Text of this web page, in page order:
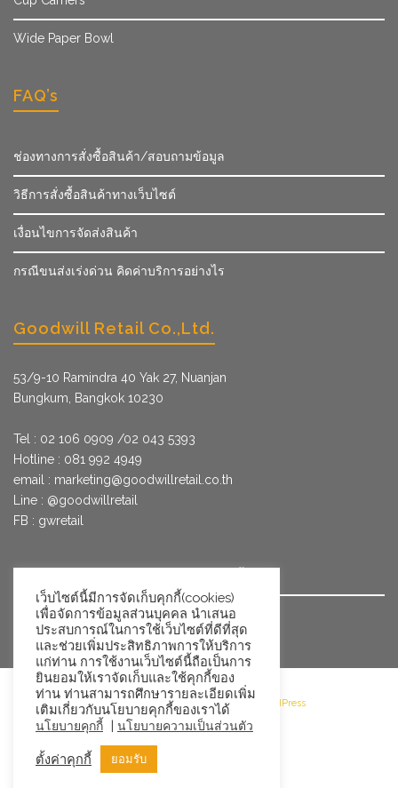
Wide Paper Bowl
FAQ’s
ช่องทางการสั่งซื้อสินค้า/สอบถามข้อมูล
วิธีการสั่งซื้อสินค้าทางเว็บไซต์
เงื่อนไขการจัดส่งสินค้า
กรณีขนส่งเร่งด่วน คิดค่าบริการอย่างไร
Goodwill Retail Co.,Ltd.
53/9­-10 Ramindra 40 Yak 27, Nuanjan
Bungkum, Bangkok 10230
Tel : 02 106 0909 /02 043 5393
Hotline : 081 992 4949
email : marketing@goodwillretail.co.th
Line : @goodwillretail
FB : gwretail
นโยบายข้อมูลส่วนบุคคล
©2026 Goodwill Retail · Powered by WordPress
เว็บไซต์นี้มีการจัดเก็บคุกกี้(cookies)
เพื่อจัดการข้อมูลส่วนบุคคล นำเสนอ
ประสบการณ์ในการใช้เว็บไซต์ที่ดีที่สุด
และช่วยเพิ่มประสิทธิภาพการให้บริการ
แก่ท่าน การใช้งานเว็บไซต์นี้ถือเป็นการ
ยินยอมให้เราจัดเก็บและใช้คุกกี้ของ
ท่าน ท่านสามารถศึกษารายละเอียดเพิ่ม
เติมเกี่ยวกับนโยบายคุกกี้ของเราได้
นโยบายคุกกี้ | นโยบายความเป็นส่วนตัว
ตั้งค่าคุกกี้ ยอมรับ